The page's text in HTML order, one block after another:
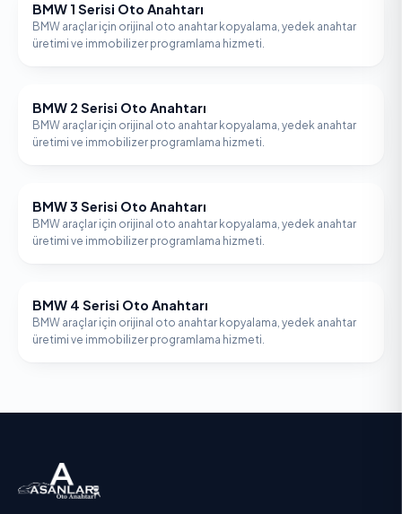
BMW
BMW 1 Serisi Oto Anahtarı
BMW araçlar için orijinal oto anahtar kopyalama, yedek anahtar
üretimi ve immobilizer programlama hizmeti.
BMW
BMW 2 Serisi Oto Anahtarı
BMW araçlar için orijinal oto anahtar kopyalama, yedek anahtar
üretimi ve immobilizer programlama hizmeti.
BMW
BMW 3 Serisi Oto Anahtarı
BMW araçlar için orijinal oto anahtar kopyalama, yedek anahtar
üretimi ve immobilizer programlama hizmeti.
BMW
BMW 4 Serisi Oto Anahtarı
BMW araçlar için orijinal oto anahtar kopyalama, yedek anahtar
üretimi ve immobilizer programlama hizmeti.